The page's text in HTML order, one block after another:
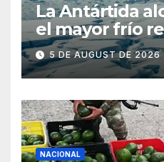
La Antártida
el mayor frío
desde 2012
5 DE AUGUST DE 2026
NACIONAL